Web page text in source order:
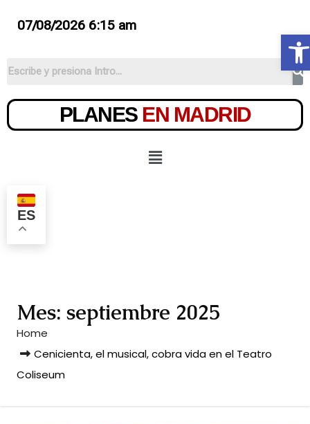
07/08/2026 6:15 am
PLANES EN MADRID
ES
Mes: septiembre 2025
Home
Cenicienta, el musical, cobra vida en el Teatro
Coliseum